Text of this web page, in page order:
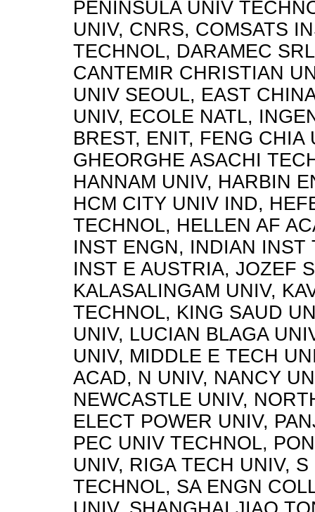
PENINSULA UNIV
UNIV, CNRS, COMSATS
TECHNOL, DARAMEC
CANTEMIR CHRISTIAN
UNIV SEOUL, EAST
UNIV, ECOLE NATL,
BREST, ENIT, FENG CHIA
GHEORGHE ASACHI
HANNAM UNIV, HARBIN
HCM CITY UNIV IND,
TECHNOL, HELLEN AF
INST ENGN, INDIAN INST
INST E AUSTRIA, JOZEF
KALASALINGAM UNIV,
TECHNOL, KING SAUD
UNIV, LUCIAN BLAGA
UNIV, MIDDLE E TECH
ACAD, N UNIV, NANCY
NEWCASTLE UNIV,
ELECT POWER UNIV,
PEC UNIV TECHNOL,
UNIV, RIGA TECH UNIV,
TECHNOL, SA ENGN